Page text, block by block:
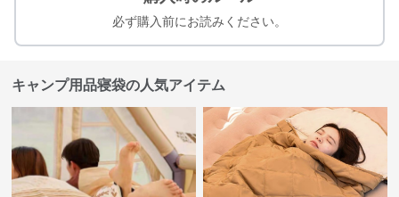
必ず購入前にお読みください。
キャンプ用品寝袋の人気アイテム